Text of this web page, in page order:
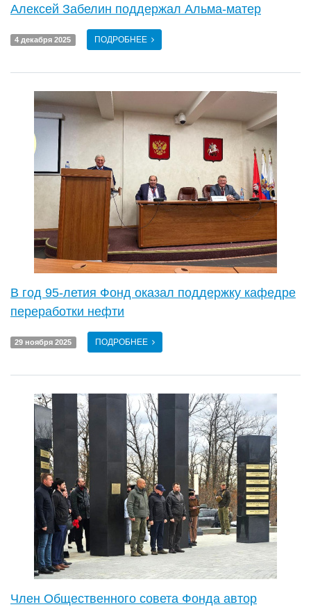
Алексей Забелин поддержал Альма-матер
4 декабря 2025 ПОДРОБНЕЕ
В год 95-летия Фонд оказал поддержку кафедре
переработки нефти
29 ноября 2025 ПОДРОБНЕЕ
Член Общественного совета Фонда автор